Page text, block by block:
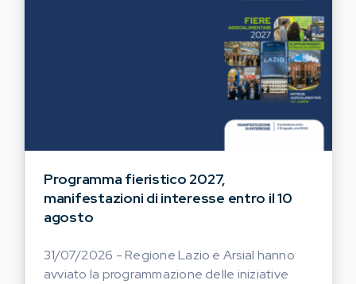
Programma fieristico 2027,
manifestazioni di interesse entro il 10
agosto
31/07/2026 - Regione Lazio e Arsial hanno
avviato la programmazione delle iniziative